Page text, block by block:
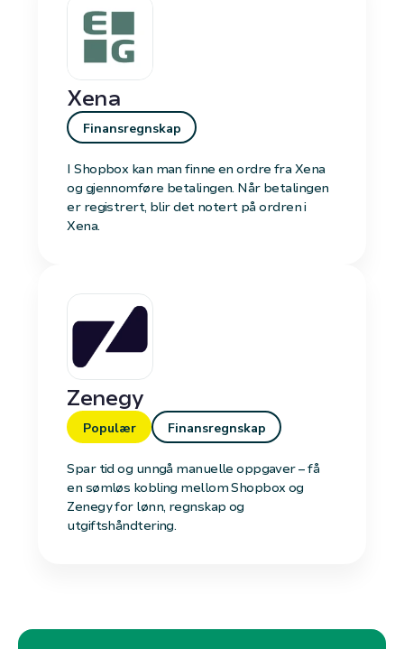
Xena
Finansregnskap
I Shopbox kan man finne en ordre fra Xena
og gjennomføre betalingen. Når betalingen
er registrert, blir det notert på ordren i
Xena.
Zenegy
Populær Finansregnskap
Spar tid og unngå manuelle oppgaver – få
en sømløs kobling mellom Shopbox og
Zenegy for lønn, regnskap og
utgiftshåndtering.